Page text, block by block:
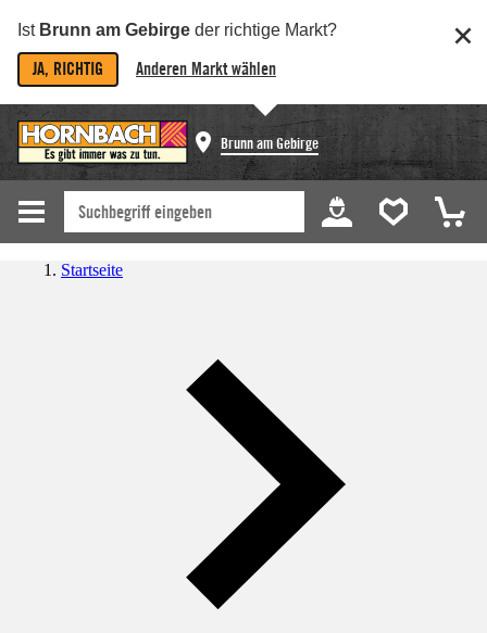
Ist Brunn am Gebirge der richtige Markt?
JA, RICHTIG Anderen Markt wählen
Brunn am Gebirge
Startseite